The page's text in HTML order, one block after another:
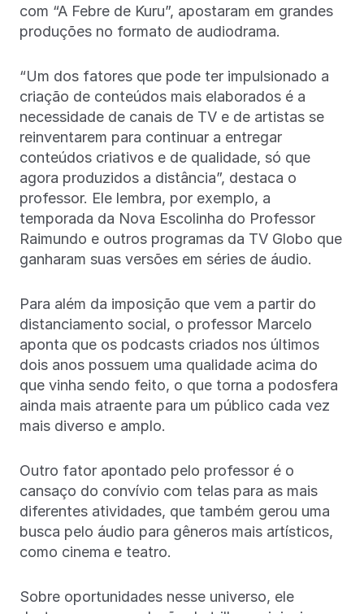
com “A Febre de Kuru”, apostaram em grandes
produções no formato de audiodrama.
“Um dos fatores que pode ter impulsionado a
criação de conteúdos mais elaborados é a
necessidade de canais de TV e de artistas se
reinventarem para continuar a entregar
conteúdos criativos e de qualidade, só que
agora produzidos a distância”, destaca o
professor. Ele lembra, por exemplo, a
temporada da Nova Escolinha do Professor
Raimundo e outros programas da TV Globo que
ganharam suas versões em séries de áudio.
Para além da imposição que vem a partir do
distanciamento social, o professor Marcelo
aponta que os podcasts criados nos últimos
dois anos possuem uma qualidade acima do
que vinha sendo feito, o que torna a podosfera
ainda mais atraente para um público cada vez
mais diverso e amplo.
Outro fator apontado pelo professor é o
cansaço do convívio com telas para as mais
diferentes atividades, que também gerou uma
busca pelo áudio para gêneros mais artísticos,
como cinema e teatro.
Sobre oportunidades nesse universo, ele